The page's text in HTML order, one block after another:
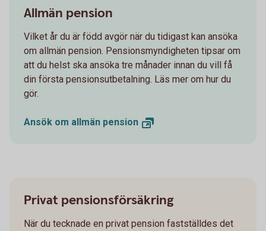
Allmän pension
Vilket år du är född avgör när du tidigast kan ansöka
om allmän pension. Pensionsmyndigheten tipsar om
att du helst ska ansöka tre månader innan du vill få
din första pensionsutbetalning. Läs mer om hur du
gör.
Ansök om allmän pension
Privat pensionsförsäkring
När du tecknade en privat pension fastställdes det